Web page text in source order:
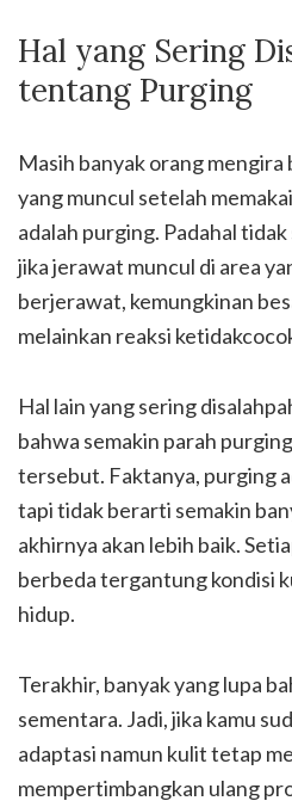
Hal yang Sering
tentang Purging
Masih banyak orang
yang muncul setelah
adalah purging. Padahal
jika jerawat muncul di area
berjerawat, kemungkinan
melainkan reaksi
Hal lain yang sering
bahwa semakin parah
tersebut. Faktanya, purging
tapi tidak berarti semakin
akhirnya akan lebih baik.
berbeda tergantung kondisi
hidup.
Terakhir, banyak yang lupa
sementara. Jadi, jika kamu
adaptasi namun kulit tetap
mempertimbangkan ulang